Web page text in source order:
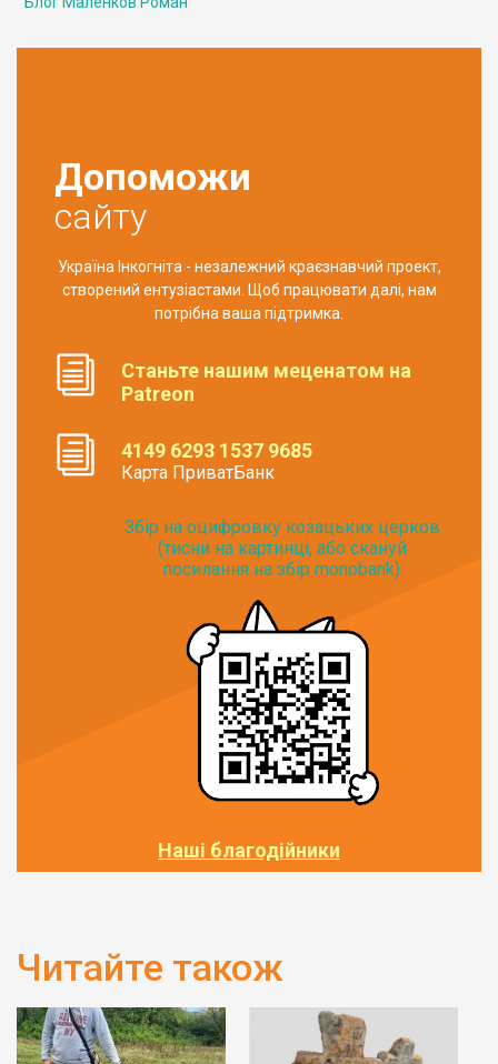
Допоможи
сайту
Україна Інкогніта - незалежний краєзнавчий проект,
створений ентузіастами. Щоб працювати далі, нам
потрібна ваша підтримка.
Станьте нашим меценатом на
Patreon
4149 6293 1537 9685
Карта ПриватБанк
Збір на оцифровку козацьких церков
(тисни на картинці, або скануй
посилання на збір monobank):
Наші благодійники
Читайте також